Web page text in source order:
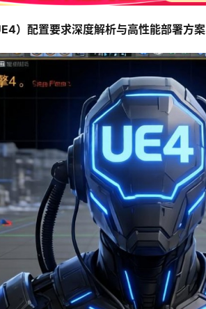
）配置要求深度解析与高性能部署方案